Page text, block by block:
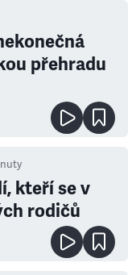
přehradu
kteří se v
rodičů